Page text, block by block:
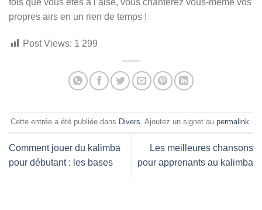
fois que vous êtes à l’aise, vous chanterez vous-même vos
propres airs en un rien de temps !
Post Views: 1 299
Cette entrée a été publiée dans Divers. Ajoutez un signet au permalink.
Comment jouer du kalimba
pour débutant : les bases
Les meilleures chansons
pour apprenants au kalimba